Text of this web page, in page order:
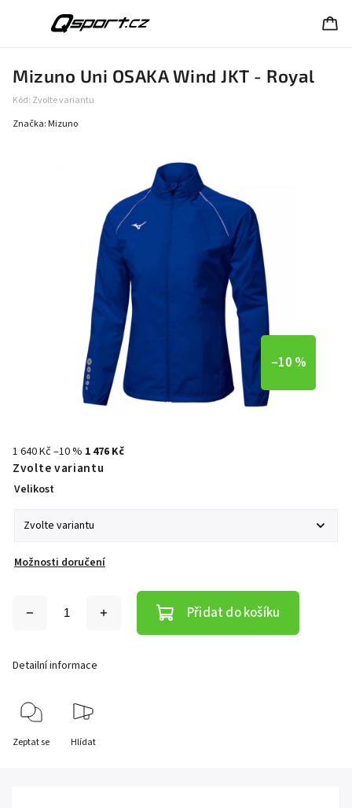
Mizuno Uni OSAKA Wind JKT - Royal
Kód: Zvolte variantu
Značka: Mizuno
–10 %
1 640 Kč–10 % 1 476 Kč
Zvolte variantu
Velikost
Možnosti doručení
Přidat do košíku
Detailní informace
Zeptat se Hlídat